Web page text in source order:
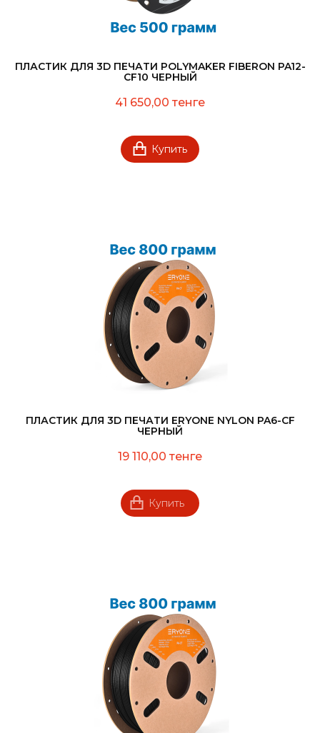
ПЛАСТИК ДЛЯ 3D ПЕЧАТИ POLYMAKER FIBERON PA12-
CF10 ЧЕРНЫЙ
41 650,00 тенге
Купить
ПЛАСТИК ДЛЯ 3D ПЕЧАТИ ERYONE NYLON PA6-CF
ЧЕРНЫЙ
19 110,00 тенге
Купить